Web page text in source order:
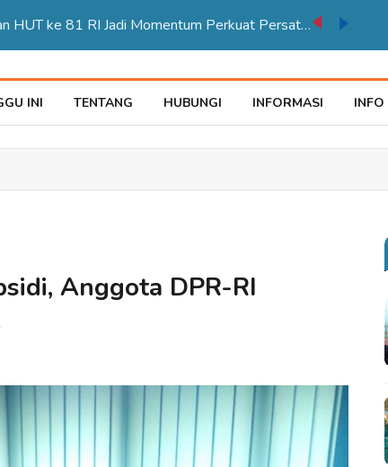
Karnaval Pembangunan HUT ke 81 RI Jadi Momentum Perkuat Persatuan di Merauke
INI TENTANG HUBUNGI INFORMASI
Anggota DPR-RI